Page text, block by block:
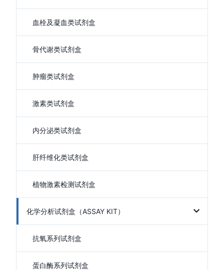
血栓及凝血类试剂盒
骨代谢类试剂盒
肿瘤类试剂盒
激素类试剂盒
内分泌类试剂盒
肝纤维化类试剂盒
植物激素检测试剂盒
化学分析试剂盒（ASSAY KIT）
抗氧系列试剂盒
蛋白酶系列试剂盒